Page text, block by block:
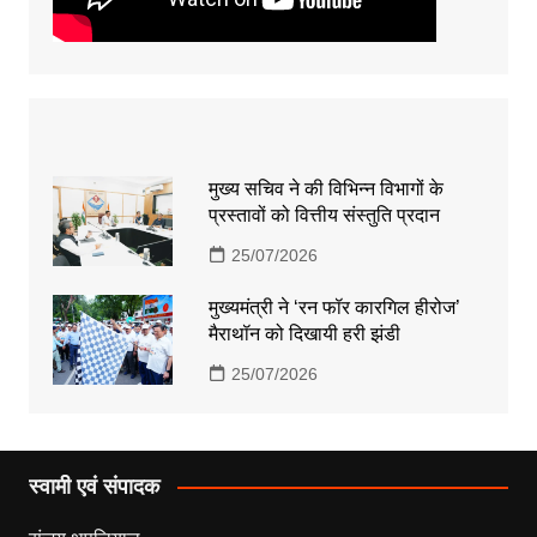
मुख्य सचिव ने की विभिन्न विभागों के
प्रस्तावों को वित्तीय संस्तुति प्रदान
25/07/2026
मुख्यमंत्री ने ‘रन फॉर कारगिल हीरोज’
मैराथॉन को दिखायी हरी झंडी
25/07/2026
स्वामी एवं संपादक